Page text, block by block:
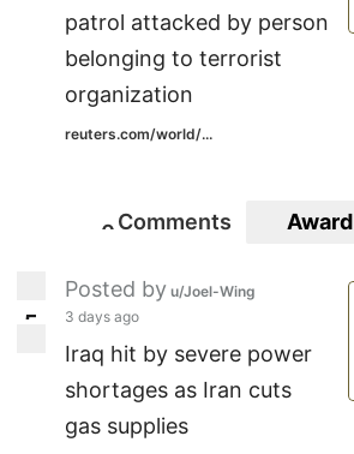
patrol attacked by person
belonging to terrorist
organization
reuters.com/world/...
00
Comments Award
5
Posted by u/Joel-Wing
3 days ago
Iraq hit by severe power
shortages as Iran cuts
gas supplies